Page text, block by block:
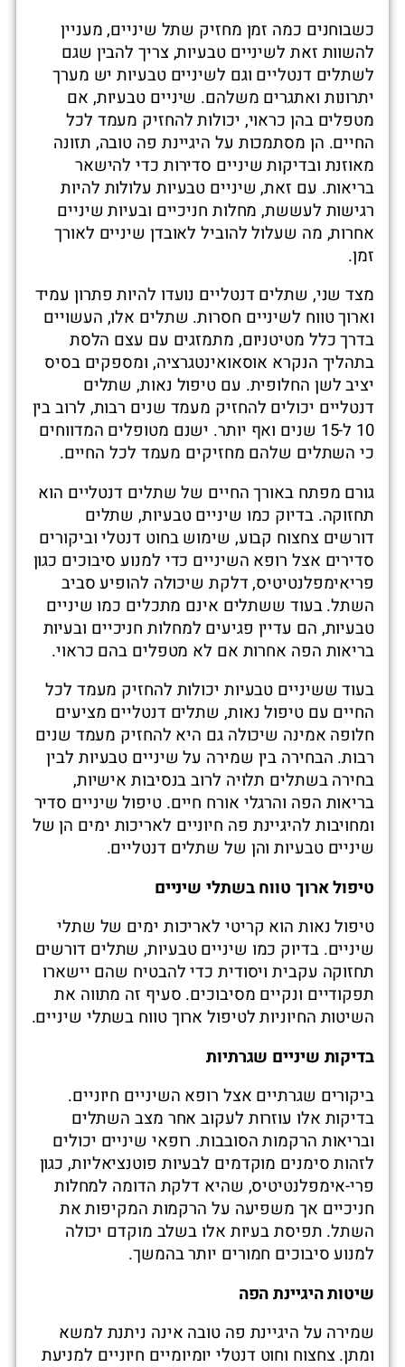
כשבוחנים כמה זמן מחזיק שתל שיניים, מעניין
להשוות זאת לשיניים טבעיות, צריך להבין שגם
לשתלים דנטליים וגם לשיניים טבעיות יש מערך
יתרונות ואתגרים משלהם. שיניים טבעיות, אם
מטפלים בהן כראוי, יכולות להחזיק מעמד לכל
החיים. הן מסתמכות על היגיינת פה טובה, תזונה
מאוזנת ובדיקות שיניים סדירות כדי להישאר
בריאות. עם זאת, שיניים טבעיות עלולות להיות
רגישות לעששת, מחלות חניכיים ובעיות שיניים
אחרות, מה שעלול להוביל לאובדן שיניים לאורך
זמן.
מצד שני, שתלים דנטליים נועדו להיות פתרון עמיד
וארוך טווח לשיניים חסרות. שתלים אלו, העשויים
בדרך כלל מטיטניום, מתמזגים עם עצם הלסת
בתהליך הנקרא אוסאואינטגרציה, ומספקים בסיס
יציב לשן החלופית. עם טיפול נאות, שתלים
דנטליים יכולים להחזיק מעמד שנים רבות, לרוב בין
10 ל-15 שנים ואף יותר. ישנם מטופלים המדווחים
כי השתלים שלהם מחזיקים מעמד לכל החיים.
גורם מפתח באורך החיים של שתלים דנטליים הוא
תחזוקה. בדיוק כמו שיניים טבעיות, שתלים
דורשים צחצוח קבוע, שימוש בחוט דנטלי וביקורים
סדירים אצל רופא השיניים כדי למנוע סיבוכים כגון
פריאימפלנטיטיס, דלקת שיכולה להופיע סביב
השתל. בעוד ששתלים אינם מתכלים כמו שיניים
טבעיות, הם עדיין פגיעים למחלות חניכיים ובעיות
בריאות הפה אחרות אם לא מטפלים בהם כראוי.
בעוד ששיניים טבעיות יכולות להחזיק מעמד לכל
החיים עם טיפול נאות, שתלים דנטליים מציעים
חלופה אמינה שיכולה גם היא להחזיק מעמד שנים
רבות. הבחירה בין שמירה על שיניים טבעיות לבין
בחירה בשתלים תלויה לרוב בנסיבות אישיות,
בריאות הפה והרגלי אורח חיים. טיפול שיניים סדיר
ומחויבות להיגיינת פה חיוניים לאריכות ימים הן של
שיניים טבעיות והן של שתלים דנטליים.
טיפול ארוך טווח בשתלי שיניים
טיפול נאות הוא קריטי לאריכות ימים של שתלי
שיניים. בדיוק כמו שיניים טבעיות, שתלים דורשים
תחזוקה עקבית ויסודית כדי להבטיח שהם יישארו
תפקודיים ונקיים מסיבוכים. סעיף זה מתווה את
השיטות החיוניות לטיפול ארוך טווח בשתלי שיניים.
בדיקות שיניים שגרתיות
ביקורים שגרתיים אצל רופא השיניים חיוניים.
בדיקות אלו עוזרות לעקוב אחר מצב השתלים
ובריאות הרקמות הסובבות. רופאי שיניים יכולים
לזהות סימנים מוקדמים לבעיות פוטנציאליות, כגון
פרי-אימפלנטיטיס, שהיא דלקת הדומה למחלות
חניכיים אך משפיעה על הרקמות המקיפות את
השתל. תפיסת בעיות אלו בשלב מוקדם יכולה
למנוע סיבוכים חמורים יותר בהמשך.
שיטות היגיינת הפה
שמירה על היגיינת פה טובה אינה ניתנת למשא
ומתן. צחצוח וחוט דנטלי יומיומיים חיוניים למניעת